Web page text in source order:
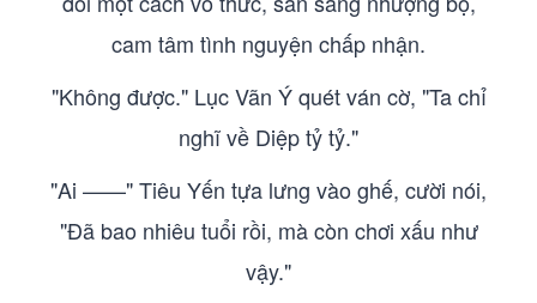
cam tâm tình nguyện chấp nhận.
"Không được." Lục Vãn Ý quét ván cờ, "Ta chỉ
nghĩ về Diệp tỷ tỷ."
"Ai ——" Tiêu Yến tựa lưng vào ghế, cười nói,
"Đã bao nhiêu tuổi rồi, mà còn chơi xấu như
vậy."